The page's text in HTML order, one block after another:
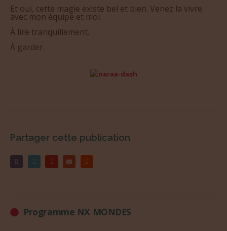
Et oui, cette magie existe bel et bien. Venez la vivre
avec mon équipe et moi.
À lire tranquillement.
À garder.
Partager cette publication
Programme NX MONDES